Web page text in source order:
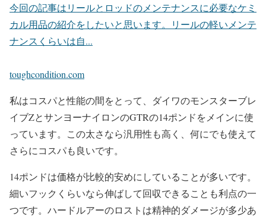
今回の記事はリールとロッドのメンテナンスに必要なケミ
カル用品の紹介をしたいと思います。リールの軽いメンテ
ナンスくらいは自...
toughcondition.com
私はコスパと性能の間をとって、ダイワのモンスターブレ
イブZとサンヨーナイロンのGTRの14ポンドをメインに使
っています。この太さなら汎用性も高く、何にでも使えて
さらにコスパも良いです。
14ポンドは価格が比較的安めにしていることが多いです。
細いフックくらいなら伸ばして回収できることも利点の一
つです。ハードルアーのロストは精神的ダメージが多少あ